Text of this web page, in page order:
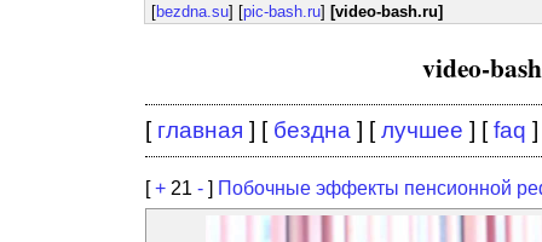
[bezdna.su] [pic-bash.ru] [video-bash.ru]
video-
[ главная ] [ бездна ] [лучшее ] [faq ]
[+ 21 - ] Побочные эффекты пенсионной